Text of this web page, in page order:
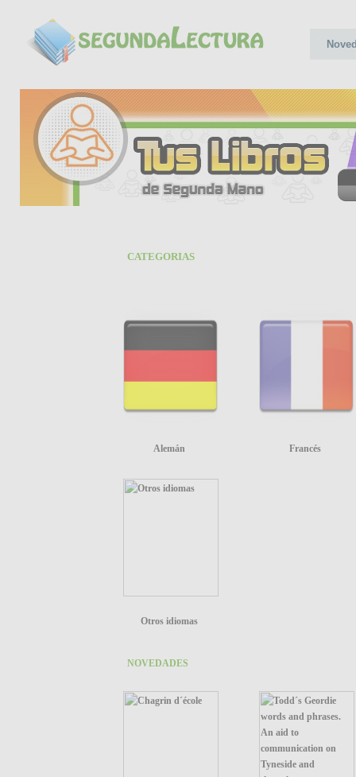
CATEGORIAS
Alemán Francés
Otros idiomas
NOVEDADES